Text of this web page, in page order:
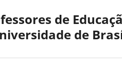
de
de